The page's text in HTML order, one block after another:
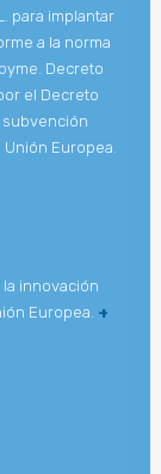
para implantar
a la norma
Decreto
el Decreto
subvención
Europea.
la innovación
Europea. +